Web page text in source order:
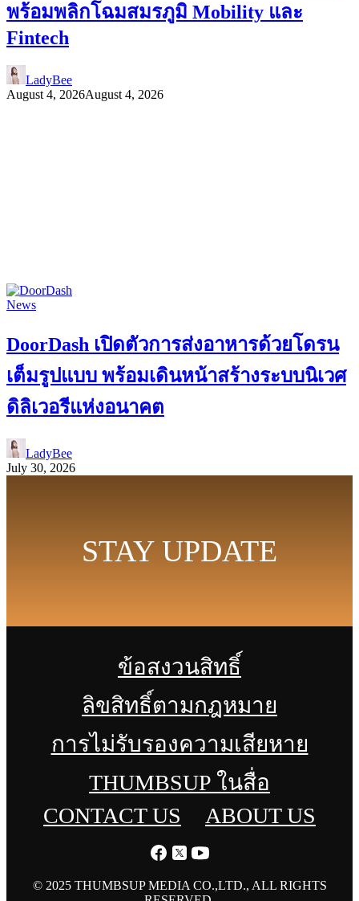
พร้อมพลิกโฉมสมรภูมิ Mobility และ
Fintech
LadyBee
August 4, 2026August 4, 2026
News
DoorDash เปิดตัวการส่งอาหารด้วยโดรน
เต็มรูปแบบ พร้อมเดินหน้าสร้างระบบนิเวศ
ดิลิเวอรีแห่งอนาคต
LadyBee
July 30, 2026
STAY UPDATE
ข้อสงวนสิทธิ์
ลิขสิทธิ์ตามกฎหมาย
การไม่รับรองความเสียหาย
THUMBSUP ในสื่อ
CONTACT US
ABOUT US
© 2025 THUMBSUP MEDIA CO.,LTD., ALL RIGHTS